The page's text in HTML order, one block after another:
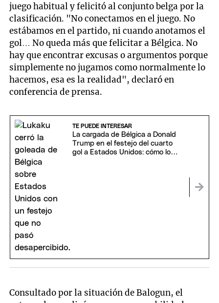
juego habitual y felicitó al conjunto belga por la
clasificación. "No conectamos en el juego. No
estábamos en el partido, ni cuando anotamos el
gol… No queda más que felicitar a Bélgica. No
hay que encontrar excusas o argumentos porque
simplemente no jugamos como normalmente lo
hacemos, esa es la realidad", declaró en
conferencia de prensa.
TE PUEDE INTERESAR
La cargada de Bélgica a Donald
Trump en el festejo del cuarto
gol a Estados Unidos: cómo lo
Consultado por la situación de Balogun, el